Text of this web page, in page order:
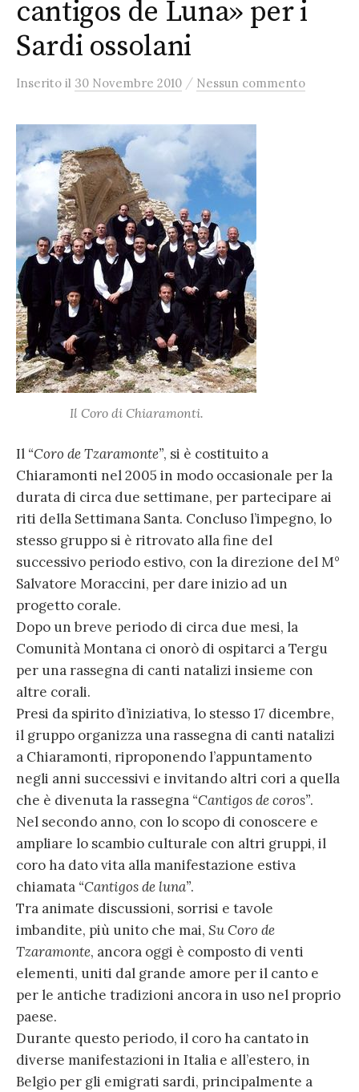
cantigos de Luna» per i
Sardi ossolani
Inserito il 30 Novembre 2010 / Nessun commento
Il Coro di Chiaramonti.
Il “Coro de Tzaramonte”, si è costituito a
Chiaramonti nel 2005 in modo occasionale per la
durata di circa due settimane, per partecipare ai
riti della Settimana Santa. Concluso l’impegno, lo
stesso gruppo si è ritrovato alla fine del
successivo periodo estivo, con la direzione del M°
Salvatore Moraccini, per dare inizio ad un
progetto corale.
Dopo un breve periodo di circa due mesi, la
Comunità Montana ci onorò di ospitarci a Tergu
per una rassegna di canti natalizi insieme con
altre corali.
Presi da spirito d’iniziativa, lo stesso 17 dicembre,
il gruppo organizza una rassegna di canti natalizi
a Chiaramonti, riproponendo l’appuntamento
negli anni successivi e invitando altri cori a quella
che è divenuta la rassegna “Cantigos de coros”.
Nel secondo anno, con lo scopo di conoscere e
ampliare lo scambio culturale con altri gruppi, il
coro ha dato vita alla manifestazione estiva
chiamata “Cantigos de luna”.
Tra animate discussioni, sorrisi e tavole
imbandite, più unito che mai, Su Coro de
Tzaramonte, ancora oggi è composto di venti
elementi, uniti dal grande amore per il canto e
per le antiche tradizioni ancora in uso nel proprio
paese.
Durante questo periodo, il coro ha cantato in
diverse manifestazioni in Italia e all’estero, in
Belgio per gli emigrati sardi, principalmente a